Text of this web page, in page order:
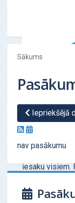
iesaku visiem.
"desmitniekā".
Sākums
Iepriekšējā
nav pasākumu